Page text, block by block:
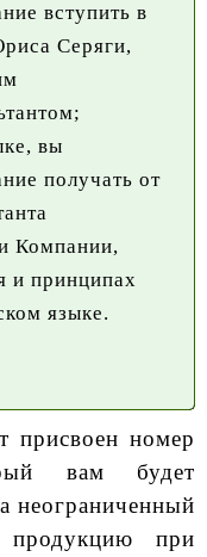
вступить в
Серяги,
вы
получать от
Компании,
и принципах
языке.
присвоен номер
вам будет
неограниченный
при